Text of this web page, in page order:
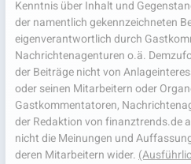
Kenntnis über Inhalt und
der namentlich gekennzeichneten
eigenverantwortlich durch
Nachrichtenagenturen o.ä.
der Beiträge nicht von
oder seinen Mitarbeitern oder
Gastkommentatoren,
der Redaktion von finanztrends.de
nicht die Meinungen und
deren Mitarbeitern wider.